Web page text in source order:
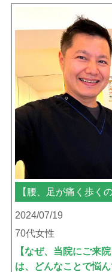
【股関節の痛みで階
2024/07/18
70代女性
【なぜ、当院にご来